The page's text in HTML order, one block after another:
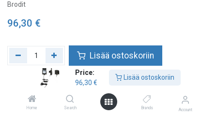
Price:
96,30 €
Lisää ostoskoriin
Home Search Brands Account
Brodit
96,30 €
Lisää ostoskoriin
Lisää toivelistalle